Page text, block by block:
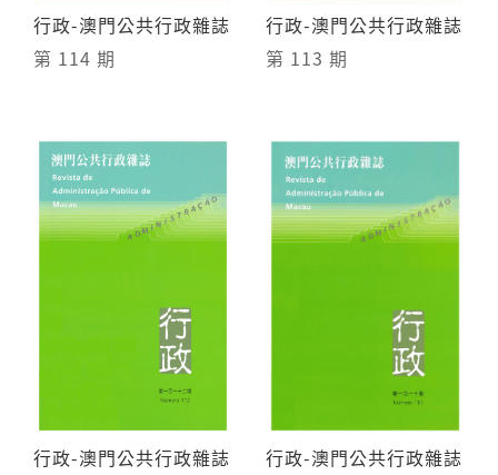
行政-澳門公共行政雜誌
第 114 期
行政-澳門公共行政雜誌
第 113 期
行政-澳門公共行政雜誌
行政-澳門公共行政雜誌